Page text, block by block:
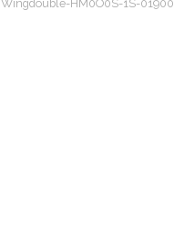
Wingdouble-HM0O0S-1S-01900